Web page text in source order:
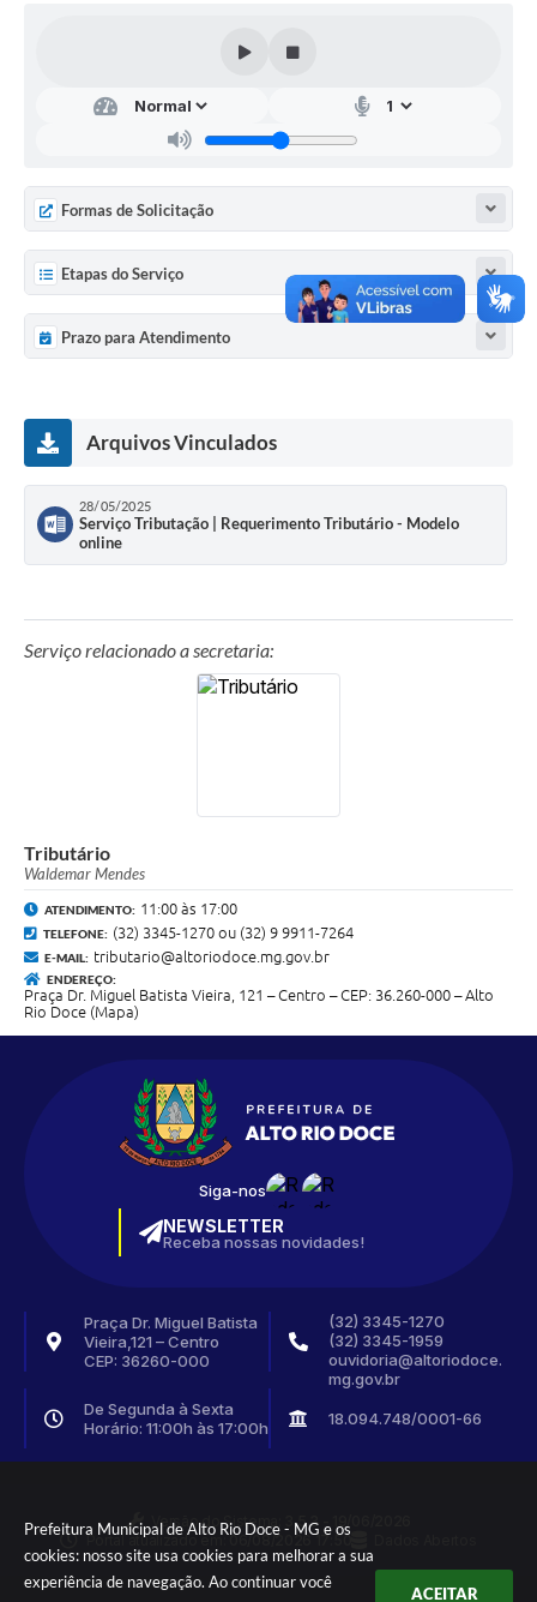
Prefeitura Municipal de Alto Rio Doce - MG e os
cookies: nosso site usa cookies para melhorar a sua
experiência de navegação. Ao continuar você
ACEITAR
Formas de Solicitação
Etapas do Serviço
Prazo para Atendimento
Arquivos Vinculados
28/05/2025
Serviço Tributação | Requerimento Tributário - Modelo
online
Serviço relacionado a secretaria:
Tributário
Waldemar Mendes
ATENDIMENTO: 11:00 às 17:00
TELEFONE: (32) 3345-1270 ou (32) 9 9911-7264
E-MAIL: tributario@altoriodoce.mg.gov.br
ENDEREÇO:
Praça Dr. Miguel Batista Vieira, 121 – Centro – CEP: 36.260-000 – Alto
Rio Doce (Mapa)
Praça Dr. Miguel Batista
Vieira,121 – Centro
CEP: 36260-000
(32) 3345-1270
(32) 3345-1959
ouvidoria@altoriodoce.
mg.gov.br
De Segunda à Sexta
Horário: 11:00h às 17:00h
18.094.748/0001-66
Siga-nos
NEWSLETTER
Receba nossas novidades!
Versão do Sistema:
3.5.3 - 19/06/2026
Portal atualizado em:06/08/2026 17:50